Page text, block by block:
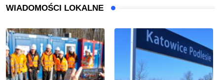
WIADOMOŚCI LOKALNE